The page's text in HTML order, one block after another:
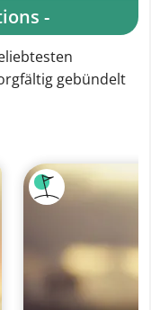
-
gebündelt